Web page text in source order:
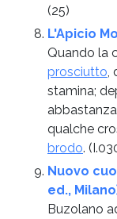
(25)
L'Apicio
Quando la
prosciutto,
stamina;
qualche
brodo.
Nuovo
ed.,
Buzolano